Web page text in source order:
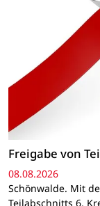
Freigabe von
08.08.2026
Schönwalde. Mit
Teilabschnitts 6,